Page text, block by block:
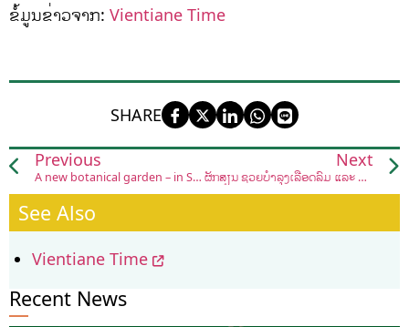
ຂໍ້ມູນຂ່າວຈາກ: Vientiane Time
SHARE
Previous
A new botanical garden – in South East Asia
Next
ຜັກສ້ຽນ ຊ່ວຍບໍາລຸງເລືອດລົມ ແລະ ຮ່າງກາຍ
See Also
Vientiane Time
Recent News